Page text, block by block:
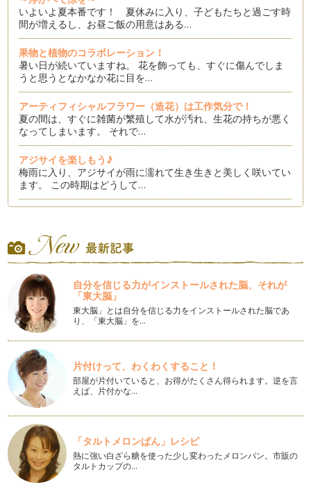
いよいよ夏本番です！ 夏休みに入り、子どもたちと過ごす時
間が増えるし、お昼ご飯の用意はある…
果物と植物のコラボレーション！
暑い日が続いていますね。 花を飾っても、すぐに傷んでしま
うと思うとなかなか花に目を…
アーティフィシャルフラワー（造花）は工作気分で！
夏の間は、すぐに雑菌が繁殖して水が汚れ、生花の持ちが悪く
なってしまいます。 それで…
アジサイを楽しもう♪
梅雨に入り、アジサイが雨に濡れて生き生きと美しく咲いてい
ます。 この時期はどうして…
夫が必要な季節になってきました。 …
お花を長く楽しむコツ！
ゴールデンウイークも終わり、爽やかな5月から初夏のように
気温があがる5月後半になってきまし…
気軽な花飾りには子どもの○○使って♪
桜が終わり、新緑の季節がやってきました。明るい若葉を見な
がらのお散歩は気持ちがいいですね。…
生からドライまで楽しめるテーブルフラワーを作ろう♪
リモニウムという花を知っていますか？ 名前は知らなくても
見たことはあるのではないでしょうか…
卵を使ってイースターを楽しもう♪
春の訪れが待ち遠しい今日この頃です。ここ数年で、日本でも
少しずつ定着してきた「イースター」…
自分を信じる力がインストールされた脳、それが
「東大脳」
東大脳」とは自分を信じる力をインストールされた脳であ
り、「東大脳」を…
片付けって、わくわくすること！
部屋が片付いていると、お得がたくさん得られます。逆を言
えば、片付かな…
「タルトメロンぱん」レシピ
熱に強い白ざら糖を使った少し変わったメロンパン。市販の
タルトカップの…